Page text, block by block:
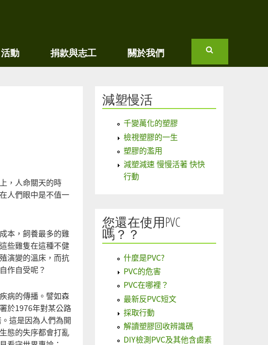
動 捐款與志工 關於我們
尋
，人命關天的時
人們眼中是不值一
本，飼養最多的雞
些雞隻在這種不健
演變的溫床，而抗
作自受呢？
病的傳播。譬如森
於1976年對某公路
這是因為人們為開
態的失序都會打亂
減塑慢活
千變萬化的塑膠
檢視塑膠的一生
塑膠的濫用
減塑減速 慢慢活著 快快
行動
您還在使用PVC
嗎？？
什麼是PVC?
PVC的危害
PVC在哪裡？
最新反PVC短文
採取行動
解讀塑膠回收辨識碼
DIY檢測PVC及其他含鹵素